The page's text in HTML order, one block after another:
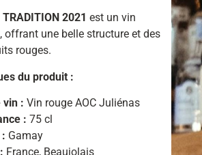
2021 est un vin
offrant une belle structure et des
rouges.
du produit :
vin : Vin rouge AOC Juliénas
: 75 cl
Gamay
France, Beaujolais